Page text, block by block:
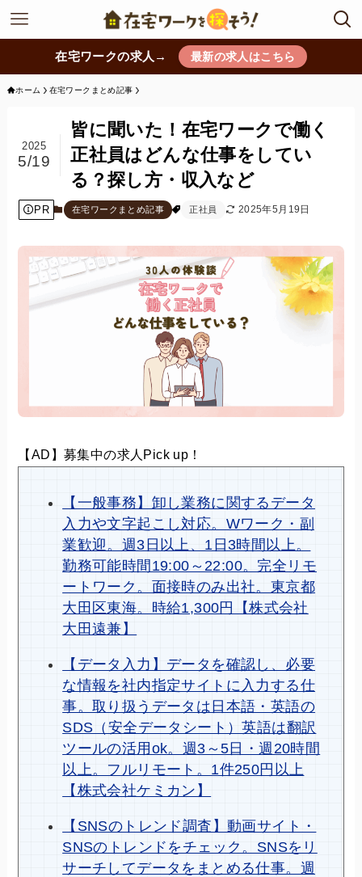
在宅ワークの求人→ 最新の求人はこちら
ホーム 在宅ワークまとめ記事
皆に聞いた！在宅ワークで働く
正社員はどんな仕事をしてい
る？探し方・収入など
2025
5/19
PR 在宅ワークまとめ記事 正社員 2025年5月19日
【AD】募集中の求人Pick up！
【一般事務】卸し業務に関するデータ
入力や文字起こし対応。Wワーク・副
業歓迎。週3日以上、1日3時間以上。
勤務可能時間19:00～22:00。完全リモ
ートワーク。面接時のみ出社。東京都
大田区東海。時給1,300円【株式会社
大田遠兼】
【データ入力】データを確認し、必要
な情報を社内指定サイトに入力する仕
事。取り扱うデータは日本語・英語の
SDS（安全データシート）英語は翻訳
ツールの活用ok。週3～5日・週20時間
以上。フルリモート。1件250円以上
【株式会社ケミカン】
【SNSのトレンド調査】動画サイト・
SNSのトレンドをチェック。SNSをリ
サーチしてデータをまとめる仕事。週